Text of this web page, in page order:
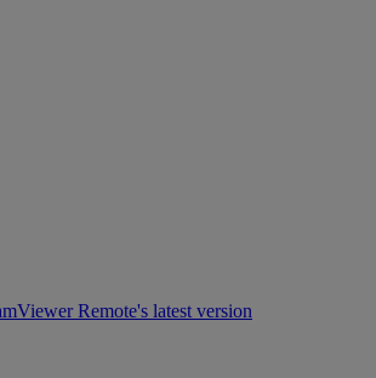
Remote's latest version